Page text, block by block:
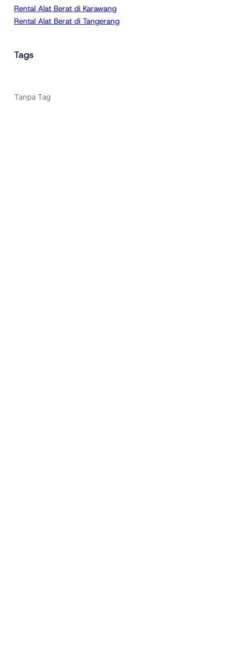
Rental Alat Berat di Karawang
Rental Alat Berat di Tangerang
Tags
Tanpa Tag